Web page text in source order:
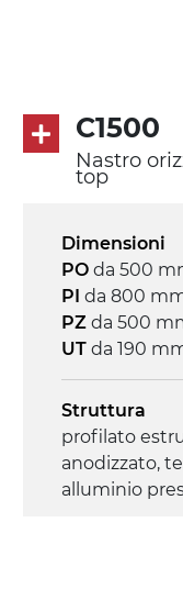
diretta in
Velocità
3.4 m/minuto
Controllo
on/off, E-
C1500
Nastro
top
Dimensioni
PO da 500
PI da 800
PZ da 500
UT da 190
Struttura
profilato
anodizzato,
alluminio